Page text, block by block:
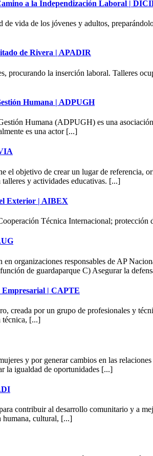
a la Independización Laboral |
de vida de los jóvenes y adultos,
de Rivera | APADIR
procurando la inserción laboral. Talleres
Humana | ADPUGH
Humana (ADPUGH) es una
es una actor [...]
el objetivo de crear un lugar de referencia,
y actividades educativas. [...]
Exterior | AIBEX
Técnica Internacional;
en organizaciones responsables de AP
de guardaparque C) Asegurar la
Empresarial | CAPTE
creada por un grupo de profesionales y
técnica, [...]
y por generar cambios en las
la igualdad de oportunidades [...]
contribuir al desarrollo comunitario y a
humana, cultural, [...]